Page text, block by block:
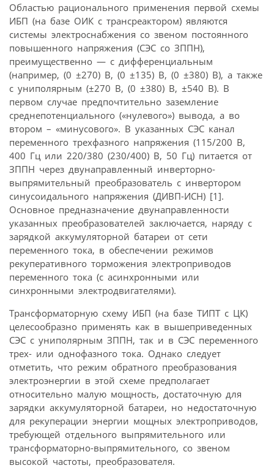
Областью рационального применения первой схемы
ИБП (на базе ОИК с трансреактором) являются
системы электроснабжения со звеном постоянного
повышенного напряжения (СЭС со ЗППН),
преимущественно — с дифференциальным
(например, (0 ±270) В, (0 ±135) В, (0 ±380) В), а также
с униполярным (±270 В, (0 ±380) В, ±540 В). В
первом случае предпочтительно заземление
среднепотенциального («нулевого») вывода, а во
втором – «минусового». В указанных СЭС канал
переменного трехфазного напряжения (115/200 В,
400 Гц или 220/380 (230/400) В, 50 Гц) питается от
ЗППН через двунаправленный инверторно-
выпрямительный преобразователь с инвертором
синусоидального напряжения (ДИВП-ИСН) [1].
Основное предназначение двунаправленности
указанных преобразователей заключается, наряду с
зарядкой аккумуляторной батареи от сети
переменного тока, в обеспечении режимов
рекуперативного торможения электроприводов
переменного тока (с асинхронными или
синхронными электродвигателями).
Трансформаторную схему ИБП (на базе ТИПТ с ЦК)
целесообразно применять как в вышеприведенных
СЭС с униполярным ЗППН, так и в СЭС переменного
трех- или однофазного тока. Однако следует
отметить, что режим обратного преобразования
электроэнергии в этой схеме предполагает
относительно малую мощность, достаточную для
зарядки аккумуляторной батареи, но недостаточную
для рекуперации энергии мощных электроприводов,
требующей отдельного выпрямительного или
трансформаторно-выпрямительного, со звеном
высокой частоты, преобразователя.